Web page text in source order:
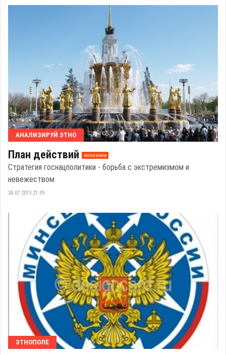
АНАЛИЗИРУЙ ЭТНО
План действий эксклюзив
Стратегия госнацполитики - борьба с экстремизмом и
невежеством
24.07.2013 21:09
ЭТНОПОЛЕ